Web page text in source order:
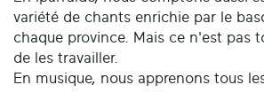
variété de chants enrichie par le
chaque province. Mais ce n'est pas
de les travailler.
En musique, nous apprenons tous